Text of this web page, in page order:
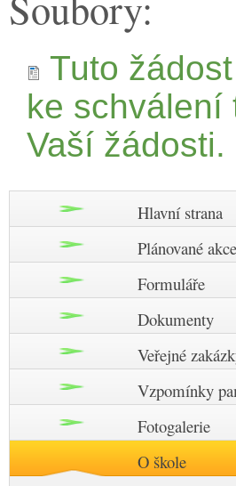
Tuto
ke schválení
Vaší žádosti.
Hlavní strana
Plánované akce
Formuláře
Dokumenty
Veřejné
Vzpomínky
Fotogalerie
O škole